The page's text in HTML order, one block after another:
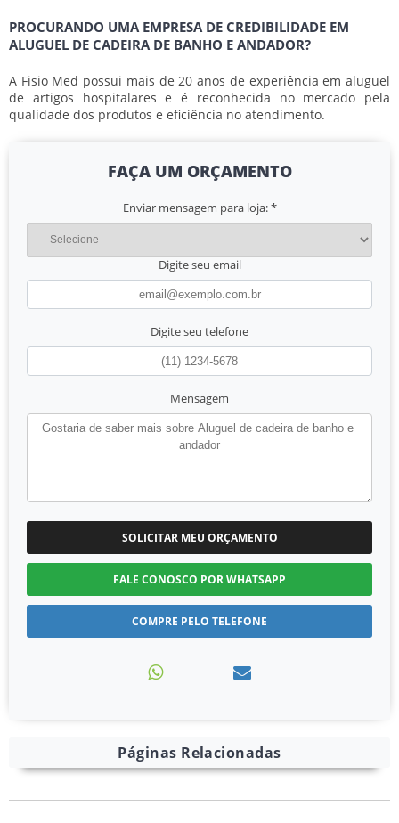
PROCURANDO UMA EMPRESA DE CREDIBILIDADE EM
ALUGUEL DE CADEIRA DE BANHO E ANDADOR?
A Fisio Med possui mais de 20 anos de experiência em aluguel
de artigos hospitalares e é reconhecida no mercado pela
qualidade dos produtos e eficiência no atendimento.
FAÇA UM ORÇAMENTO
Enviar mensagem para loja:*
Digite seu email
Digite seu telefone
Mensagem
SOLICITAR MEU ORÇAMENTO
FALE CONOSCO POR WHATSAPP
COMPRE PELO TELEFONE
Páginas Relacionadas